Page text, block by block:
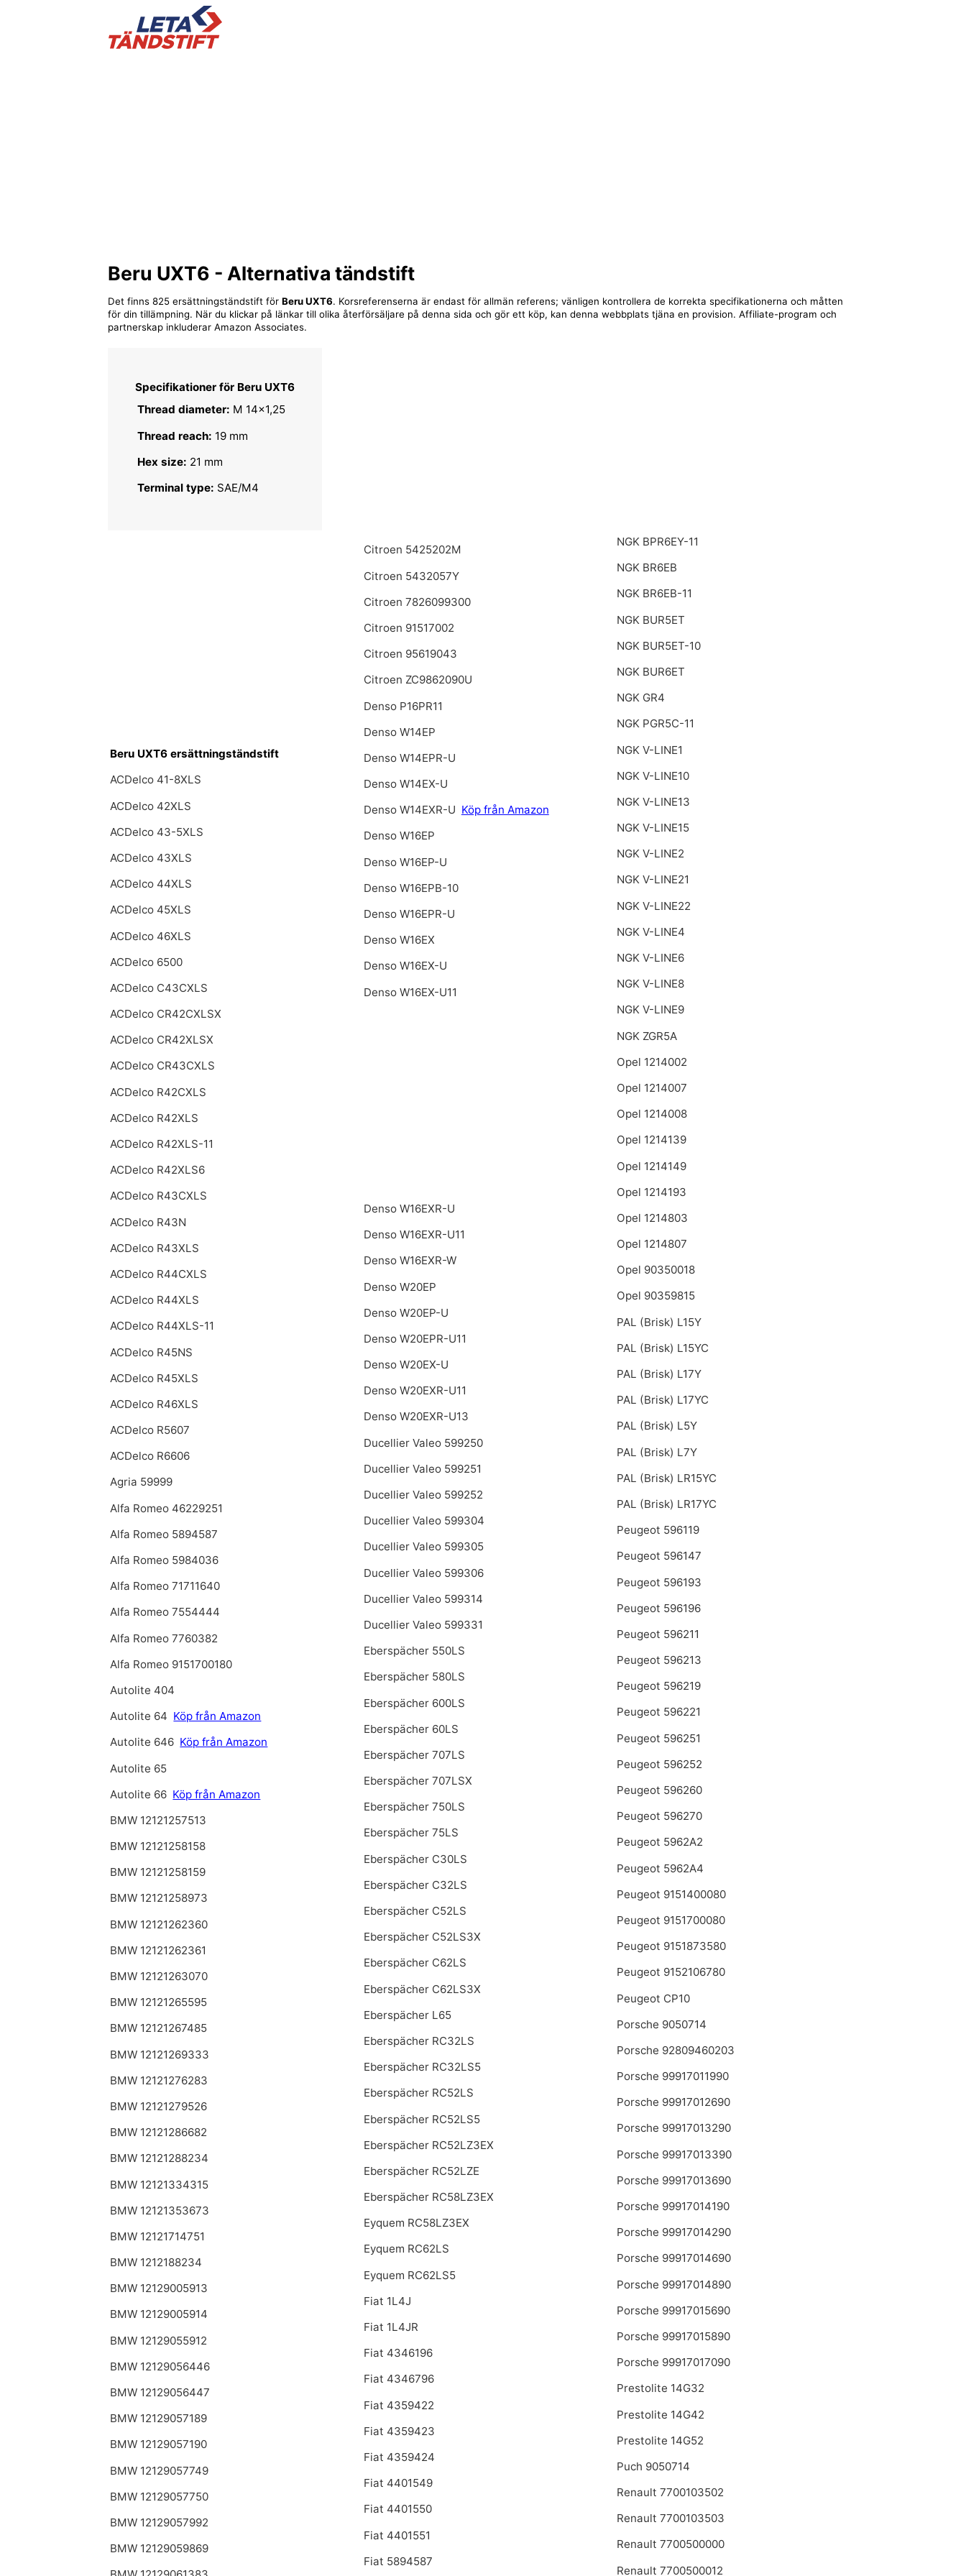
Beru UXT6 - Alternativa tändstift
Det finns 825 ersättningständstift för Beru UXT6. Korsreferenserna är endast för allmän referens; vänligen kontrollera de korrekta specifikationerna och måtten
för din tillämpning. När du klickar på länkar till olika återförsäljare på denna sida och gör ett köp, kan denna webbplats tjäna en provision. Affiliate-program och
partnerskap inkluderar Amazon Associates.
Specifikationer för Beru UXT6
Thread diameter: M 14x1,25
Thread reach: 19 mm
Hex size: 21 mm
Terminal type: SAE/M4
Beru UXT6 ersättningständstift
ACDelco 41-8XLS
ACDelco 42XLS
ACDelco 43-5XLS
ACDelco 43XLS
ACDelco 44XLS
ACDelco 45XLS
ACDelco 46XLS
ACDelco 6500
ACDelco C43CXLS
ACDelco CR42CXLSX
ACDelco CR42XLSX
ACDelco CR43CXLS
ACDelco R42CXLS
ACDelco R42XLS
ACDelco R42XLS-11
ACDelco R42XLS6
ACDelco R43CXLS
ACDelco R43N
ACDelco R43XLS
ACDelco R44CXLS
ACDelco R44XLS
ACDelco R44XLS-11
ACDelco R45NS
ACDelco R45XLS
ACDelco R46XLS
ACDelco R5607
ACDelco R6606
Agria 59999
Alfa Romeo 46229251
Alfa Romeo 5894587
Alfa Romeo 5984036
Alfa Romeo 71711640
Alfa Romeo 7554444
Alfa Romeo 7760382
Alfa Romeo 9151700180
Autolite 404
Autolite 64 Köp från Amazon
Autolite 646 Köp från Amazon
Autolite 65
Autolite 66 Köp från Amazon
BMW 12121257513
BMW 12121258158
BMW 12121258159
BMW 12121258973
BMW 12121262360
BMW 12121262361
BMW 12121263070
BMW 12121265595
BMW 12121267485
BMW 12121269333
BMW 12121276283
BMW 12121279526
BMW 12121286682
BMW 12121288234
BMW 12121334315
BMW 12121353673
BMW 12121714751
BMW 1212188234
BMW 12129005913
BMW 12129005914
BMW 12129055912
BMW 12129056446
BMW 12129056447
BMW 12129057189
BMW 12129057190
BMW 12129057749
BMW 12129057750
BMW 12129057992
BMW 12129059869
Citroen 5425202M
Citroen 5432057Y
Citroen 7826099300
Citroen 91517002
Citroen 95619043
Citroen ZC9862090U
Denso P16PR11
Denso W14EP
Denso W14EPR-U
Denso W14EX-U
Denso W14EXR-U Köp från Amazon
Denso W16EP
Denso W16EP-U
Denso W16EPB-10
Denso W16EPR-U
Denso W16EX
Denso W16EX-U
Denso W16EX-U11
Denso W16EXR-U
Denso W16EXR-U11
Denso W16EXR-W
Denso W20EP
Denso W20EP-U
Denso W20EPR-U11
Denso W20EX-U
Denso W20EXR-U11
Denso W20EXR-U13
Ducellier Valeo 599250
Ducellier Valeo 599251
Ducellier Valeo 599252
Ducellier Valeo 599304
Ducellier Valeo 599305
Ducellier Valeo 599306
Ducellier Valeo 599314
Ducellier Valeo 599331
Eberspächer 550LS
Eberspächer 580LS
Eberspächer 600LS
Eberspächer 60LS
Eberspächer 707LS
Eberspächer 707LSX
Eberspächer 750LS
Eberspächer 75LS
Eberspächer C30LS
Eberspächer C32LS
Eberspächer C52LS
Eberspächer C52LS3X
Eberspächer C62LS
Eberspächer C62LS3X
Eberspächer L65
Eberspächer RC32LS
Eberspächer RC32LS5
Eberspächer RC52LS
Eberspächer RC52LS5
Eberspächer RC52LZ3EX
Eberspächer RC52LZE
Eberspächer RC58LZ3EX
Eyquem RC58LZ3EX
Eyquem RC62LS
Eyquem RC62LS5
Fiat 1L4J
Fiat 1L4JR
Fiat 4346196
Fiat 4346796
Fiat 4359422
Fiat 4359423
Fiat 4359424
Fiat 4401549
Fiat 4401550
Fiat 4401551
Fiat 5894587
NGK BPR6EY-11
NGK BR6EB
NGK BR6EB-11
NGK BUR5ET
NGK BUR5ET-10
NGK BUR6ET
NGK GR4
NGK PGR5C-11
NGK V-LINE1
NGK V-LINE10
NGK V-LINE13
NGK V-LINE15
NGK V-LINE2
NGK V-LINE21
NGK V-LINE22
NGK V-LINE4
NGK V-LINE6
NGK V-LINE8
NGK V-LINE9
NGK ZGR5A
Opel 1214002
Opel 1214007
Opel 1214008
Opel 1214139
Opel 1214149
Opel 1214193
Opel 1214803
Opel 1214807
Opel 90350018
Opel 90359815
PAL (Brisk) L15Y
PAL (Brisk) L15YC
PAL (Brisk) L17Y
PAL (Brisk) L17YC
PAL (Brisk) L5Y
PAL (Brisk) L7Y
PAL (Brisk) LR15YC
PAL (Brisk) LR17YC
Peugeot 596119
Peugeot 596147
Peugeot 596193
Peugeot 596196
Peugeot 596211
Peugeot 596213
Peugeot 596219
Peugeot 596221
Peugeot 596251
Peugeot 596252
Peugeot 596260
Peugeot 596270
Peugeot 5962A2
Peugeot 5962A4
Peugeot 9151400080
Peugeot 9151700080
Peugeot 9151873580
Peugeot 9152106780
Peugeot CP10
Porsche 9050714
Porsche 92809460203
Porsche 99917011990
Porsche 99917012690
Porsche 99917013290
Porsche 99917013390
Porsche 99917013690
Porsche 99917014190
Porsche 99917014290
Porsche 99917014690
Porsche 99917014890
Porsche 99917015690
Porsche 99917015890
Porsche 99917017090
Prestolite 14G32
Prestolite 14G42
Prestolite 14G52
Puch 9050714
Renault 7700103502
Renault 7700103503
Renault 7700500000
Renault 7700500012